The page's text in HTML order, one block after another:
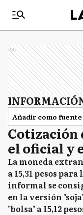
Ads
Añadir como
Cotización
el oficial y
La moneda
a 15,31 pesos
informal se
en la versión
"bolsa" a 15,12